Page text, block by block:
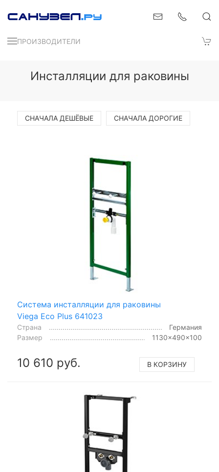
ПРОИЗВОДИТЕЛИ
Инсталляции для раковины
СНАЧАЛА ДЕШЁВЫЕ СНАЧАЛА ДОРОГИЕ
Система инсталляции для раковины
Viega Eco Plus 641023
Страна
Германия
Размер
1130x490x100
10 610 руб. В КОРЗИНУ